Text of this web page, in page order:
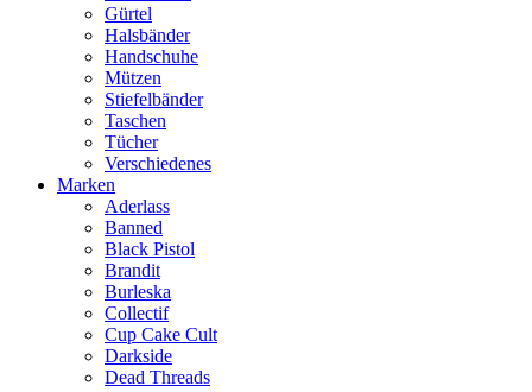
Gürtel
Halsbänder
Handschuhe
Mützen
Stiefelbänder
Taschen
Tücher
Verschiedenes
Marken
Aderlass
Banned
Black Pistol
Brandit
Burleska
Collectif
Cup Cake Cult
Darkside
Dead Threads